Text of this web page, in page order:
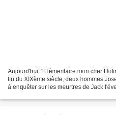
Aujourd'hui: "Elémentaire mon cher
fin du XIXème siècle, deux hommes
à enquêter sur les meurtres de Jack